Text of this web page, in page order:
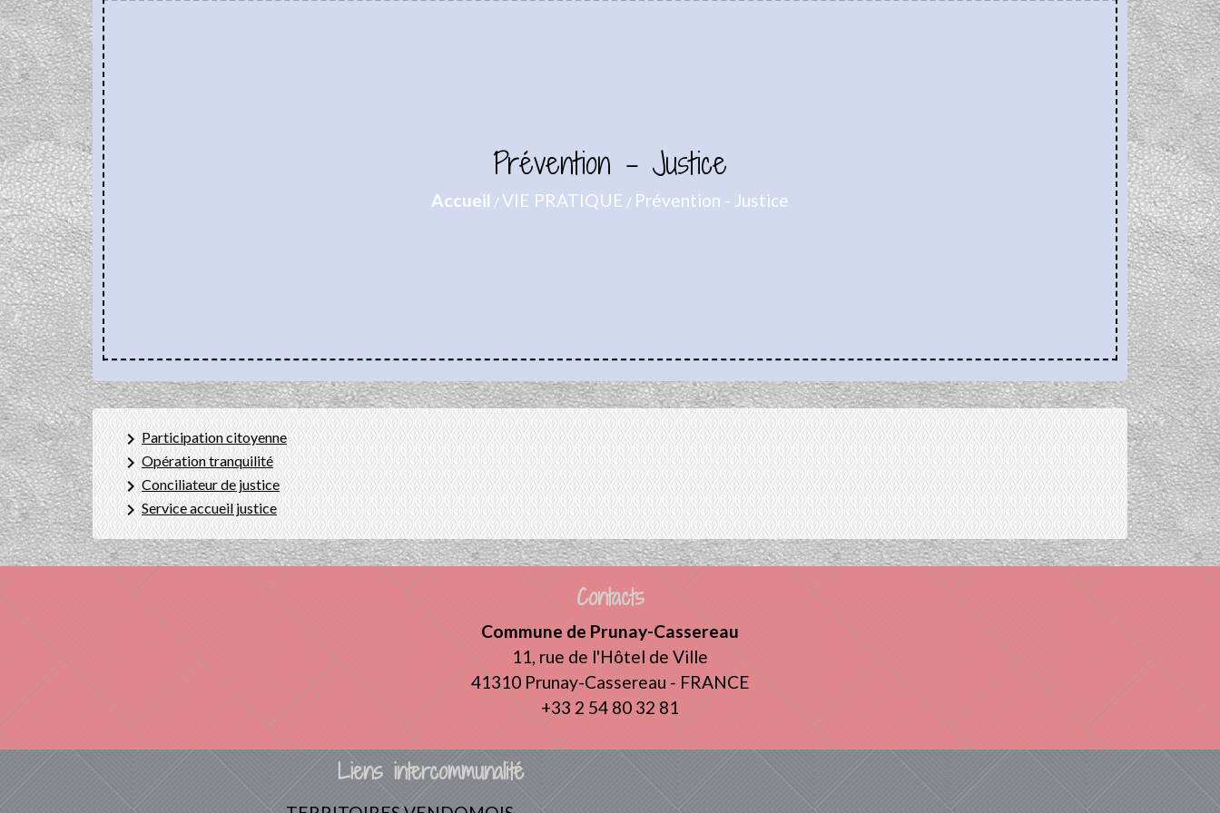
Prévention - Justice
Accueil /VIE PRATIQUE / Prévention - Justice
keyboard_arrow_rightParticipation citoyenne
keyboard_arrow_rightOpération tranquilité
keyboard_arrow_rightConciliateur de justice
keyboard_arrow_rightService accueil justice
Contacts
Commune de Prunay-Cassereau
11, rue de l'Hôtel de Ville
41310 Prunay-Cassereau - FRANCE
+33 2 54 80 32 81
Liens intercommunalité